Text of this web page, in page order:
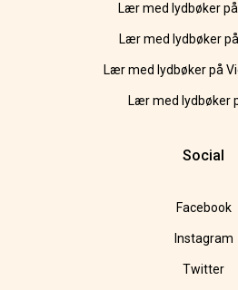
Lær med lydbøker
Lær med lydbøker
Lær med lydbøker på
Lær med lydbøker
Social
Facebook
Instagram
Twitter